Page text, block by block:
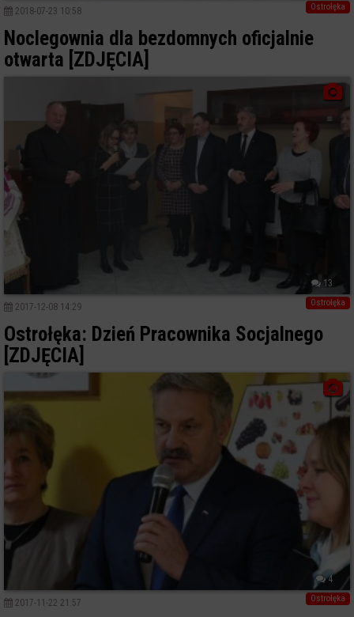
Ostrołęka
2018-07-23 10:58
Noclegownia dla bezdomnych oficjalnie
otwarta [ZDJĘCIA]
13
Ostrołęka
2017-12-08 14:29
Ostrołęka: Dzień Pracownika Socjalnego
[ZDJĘCIA]
4
Ostrołęka
2017-11-22 21:57